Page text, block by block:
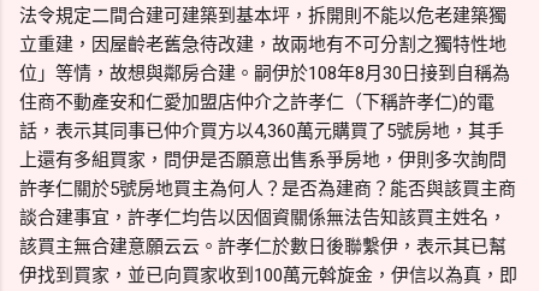
法令規定二間合建可建築到基本坪，拆開則不能以危老建築獨
立重建，因屋齡老舊急待改建，故兩地有不可分割之獨特性地
位」等情，故想與鄰房合建。嗣伊於108年8月30日接到自稱為
住商不動產安和仁愛加盟店仲介之許孝仁（下稱許孝仁)的電
話，表示其同事已仲介買方以4,360萬元購買了5號房地，其手
上還有多組買家，問伊是否願意出售系爭房地，伊則多次詢問
許孝仁關於5號房地買主為何人？是否為建商？能否與該買主商
談合建事宜，許孝仁均告以因個資關係無法告知該買主姓名，
該買主無合建意願云云。許孝仁於數日後聯繫伊，表示其已幫
伊找到買家，並已向買家收到100萬元斡旋金，伊信以為真，即